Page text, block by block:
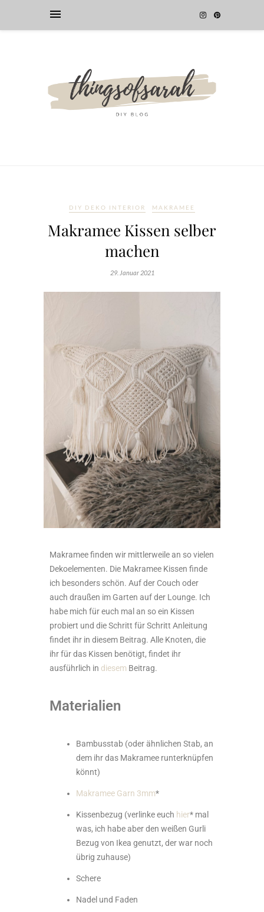
DIY DEKO INTERIOR MAKRAMEE
Makramee Kissen selber
machen
29. Januar 2021
Makramee finden wir mittlerweile an so vielen
Dekoelementen. Die Makramee Kissen finde
ich besonders schön. Auf der Couch oder
auch draußen im Garten auf der Lounge. Ich
habe mich für euch mal an so ein Kissen
probiert und die Schritt für Schritt Anleitung
findet ihr in diesem Beitrag. Alle Knoten, die
ihr für das Kissen benötigt, findet ihr
ausführlich in diesem Beitrag.
Materialien
Bambusstab (oder ähnlichen Stab, an
dem ihr das Makramee runterknüpfen
könnt)
Makramee Garn 3mm*
Kissenbezug (verlinke euch hier* mal
was, ich habe aber den weißen Gurli
Bezug von Ikea genutzt, der war noch
übrig zuhause)
Schere
Nadel und Faden